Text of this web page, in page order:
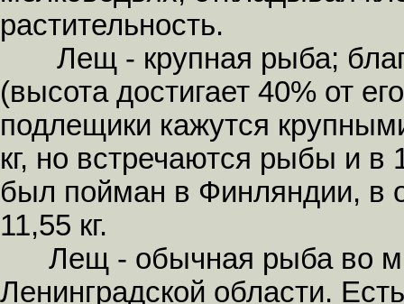
растительность.
Лещ - крупная рыба;
(высота достигает 40% от
подлещики кажутся
кг, но встречаются рыбы и
был пойман в Финляндии, в
11,55 кг.
Лещ - обычная рыба во
Ленинградской области.